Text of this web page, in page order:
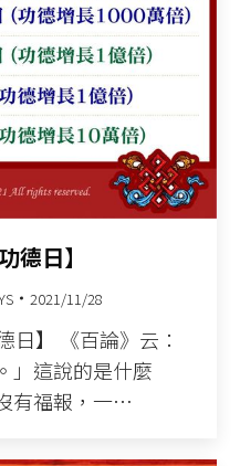
德日】
2021/11/28
日】 《百論》云：
」這說的是什麼
有福報，一…